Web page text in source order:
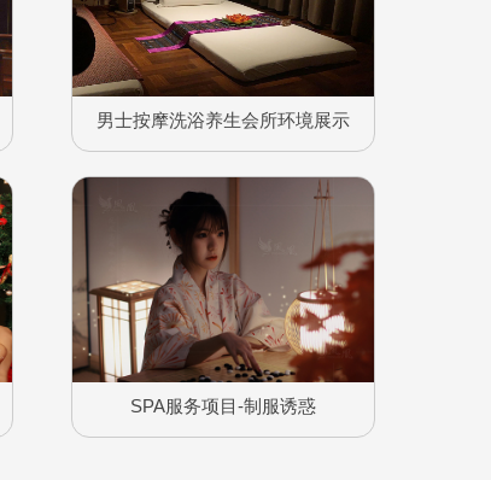
男士按摩洗浴养生会所环境展示
SPA服务项目-制服诱惑